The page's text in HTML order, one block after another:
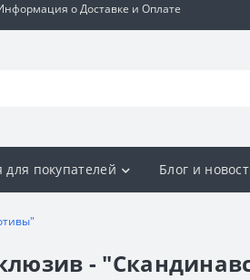
о Доставке и Оплате
покупателей Блог и
-